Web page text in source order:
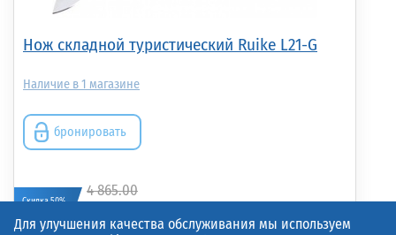
Нож складной туристический Ruike L21-G
1
бронировать
Скидка 50%
4 865.00
Для улучшения качества обслуживания мы используем